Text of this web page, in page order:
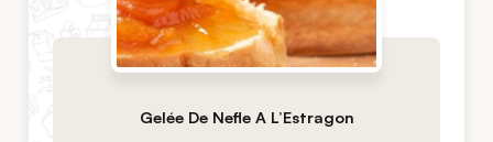
Gelée De Nefle A L’Estragon